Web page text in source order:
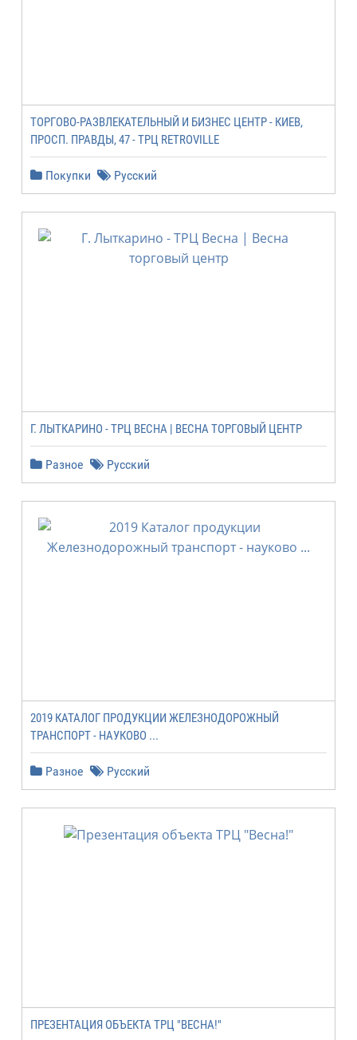
ТОРГОВО-РАЗВЛЕКАТЕЛЬНЫЙ И БИЗНЕС ЦЕНТР - КИЕВ,
ПРОСП. ПРАВДЫ, 47 - ТРЦ RETROVILLE
Покупки Русский
Г. ЛЫТКАРИНО - ТРЦ ВЕСНА | ВЕСНА ТОРГОВЫЙ ЦЕНТР
Разное Русский
2019 КАТАЛОГ ПРОДУКЦИИ ЖЕЛЕЗНОДОРОЖНЫЙ
ТРАНСПОРТ - НАУКОВО ...
Разное Русский
ПРЕЗЕНТАЦИЯ ОБЪЕКТА ТРЦ "ВЕСНА!"